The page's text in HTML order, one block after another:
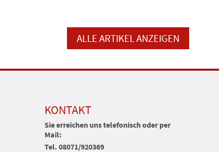
ALLE ARTIKEL ANZEIGEN
KONTAKT
Sie erreichen uns telefonisch oder per
Mail:
Tel. 08071/920369